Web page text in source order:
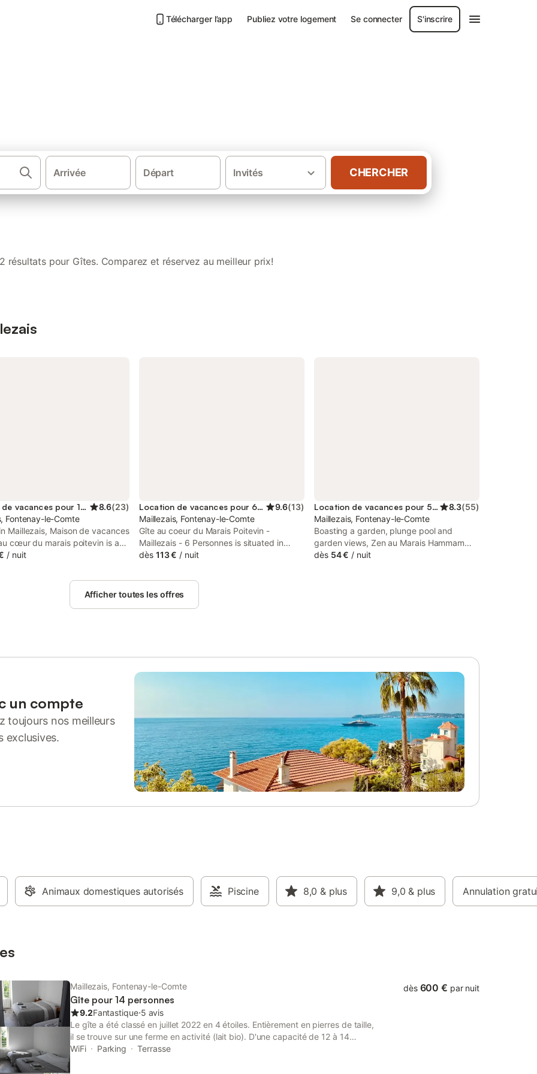
Télécharger l’app Publiez votre logement Se connecter S'inscrire
Arrivée Départ Invités CHERCHER
résultats pour Gîtes. Comparez et réservez au meilleur prix!
Location de vacances pour 14 personnes 8.6(23)
Fontenay-le-Comte
Maillezais, Maison de vacances
cœur du marais poitevin is a
home that features free
/ nuit
Location de vacances pour 6 personnes 9.6(13)
Maillezais, Fontenay-le-Comte
Gîte au coeur du Marais Poitevin -
Maillezais - 6 Personnes is situated in
Maillezais, 49 km from Mytiliculture
Horloge, and 24 km from Natur'Zoo.
dès 113 € / nuit
Location de vacances pour 5 personnes 8.3(55)
Maillezais, Fontenay-le-Comte
Boasting a garden, plunge pool and
garden views, Zen au Marais Hammam
Massages is located in Maillezais.
dès 54 € / nuit
Afficher toutes les offres
un compte
toujours nos meilleurs
exclusives.
Animaux domestiques autorisés Piscine 8,0 & plus 9,0 & plus Annulation
Maillezais, Fontenay-le-Comte
Gîte pour 14 personnes
9.2Fantastique⋅5 avis
Le gîte a été classé en juillet 2022 en 4 étoiles. Entièrement en pierres de taille,
il se trouve sur une ferme en activité (lait bio). D'une capacité de 12 à 14
personnes (jusqu'à 50 personnes possibles avec autres gîtes sur le même site),
WiFi Parking Terrasse
dès 600 € par nuit